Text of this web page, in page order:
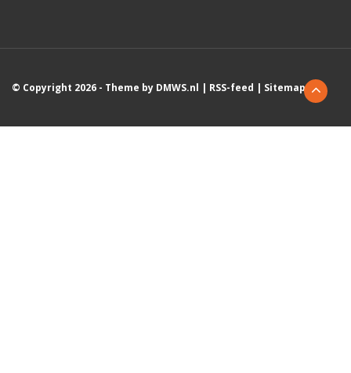
© Copyright 2026 - Theme by DMWS.nl | RSS-feed | Sitemap